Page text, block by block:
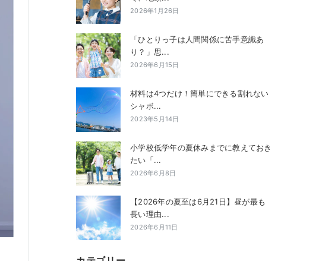
2026年1月26日
「ひとりっ子は人間関係に苦手意識あ
り？」思...
2026年6月15日
材料は4つだけ！簡単にできる割れない
シャボ...
2023年5月14日
小学校低学年の夏休みまでに教えておき
たい「...
2026年6月8日
【2026年の夏至は6月21日】昼が最も
長い理由...
2026年6月11日